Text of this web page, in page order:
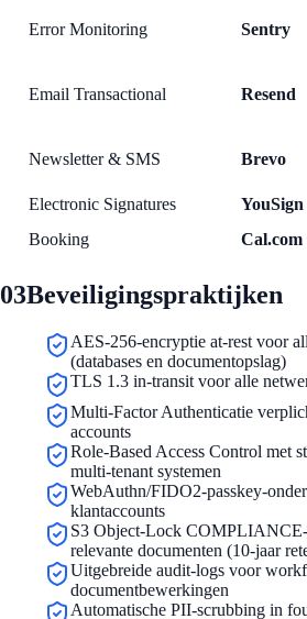
Error Monitoring Sentry
Email Transactional Resend
Newsletter & SMS Brevo
Electronic Signatures
YouSign
Booking
Cal.com
03Beveiligingspraktijken
AES-256-encryptie at-rest voor
(databases en documentopslag)
TLS 1.3 in-transit voor alle
Multi-Factor Authenticatie
accounts
Role-Based Access Control met
multi-tenant systemen
WebAuthn/FIDO2-passkey-
klantaccounts
S3 Object-Lock
relevante documenten (10-jaar
Uitgebreide audit-logs voor
documentbewerkingen
Automatische PII-scrubbing in